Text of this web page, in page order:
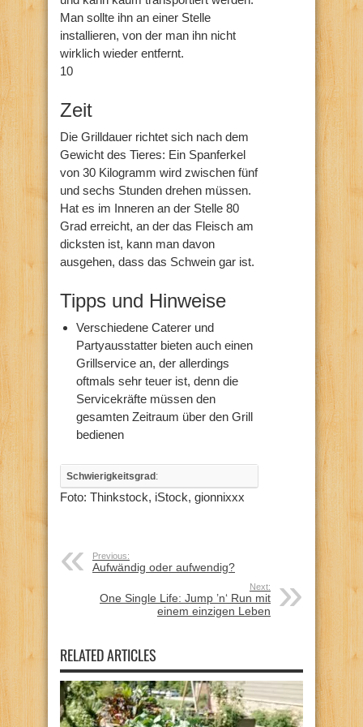
Man sollte ihn an einer Stelle
installieren, von der man ihn nicht
wirklich wieder entfernt.
10
Zeit
Die Grilldauer richtet sich nach dem
Gewicht des Tieres: Ein Spanferkel
von 30 Kilogramm wird zwischen fünf
und sechs Stunden drehen müssen.
Hat es im Inneren an der Stelle 80
Grad erreicht, an der das Fleisch am
dicksten ist, kann man davon
ausgehen, dass das Schwein gar ist.
Tipps und Hinweise
Verschiedene Caterer und
Partyausstatter bieten auch einen
Grillservice an, der allerdings
oftmals sehr teuer ist, denn die
Servicekräfte müssen den
gesamten Zeitraum über den Grill
bedienen
Schwierigkeitsgrad:
Foto: Thinkstock, iStock, gionnixxx
Previous:
Aufwändig oder aufwendig?
Next:
One Single Life: Jump ’n‘ Run mit
einem einzigen Leben
RELATED ARTICLES